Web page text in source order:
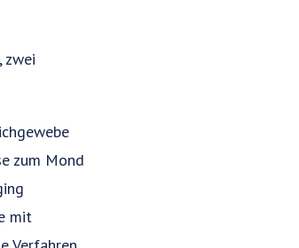
zwei
zum Mond
mit